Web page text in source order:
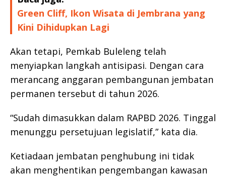
Green Cliff, Ikon Wisata di Jembrana yang
Kini Dihidupkan Lagi
Akan tetapi, Pemkab Buleleng telah
menyiapkan langkah antisipasi. Dengan cara
merancang anggaran pembangunan jembatan
permanen tersebut di tahun 2026.
“Sudah dimasukkan dalam RAPBD 2026. Tinggal
menunggu persetujuan legislatif,” kata dia.
Ketiadaan jembatan penghubung ini tidak
akan menghentikan pengembangan kawasan